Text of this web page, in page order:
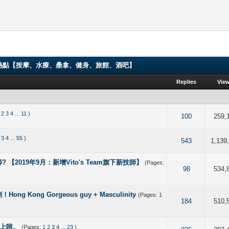
按摩、水療、桑拿、健身、旅館、酒吧】
Replies
2 3 4 11 ) 100
in Average
345
3 4 ...55 ) 543
in Average
34 5
【2019年9月：新增Vito's Team旗下新技師】 (Pages:
98
！Hong Kong Gorgeous guy + Masculinity (Pages: 1
184
啦。 (Pages: 1 2 3 4 ...23 )